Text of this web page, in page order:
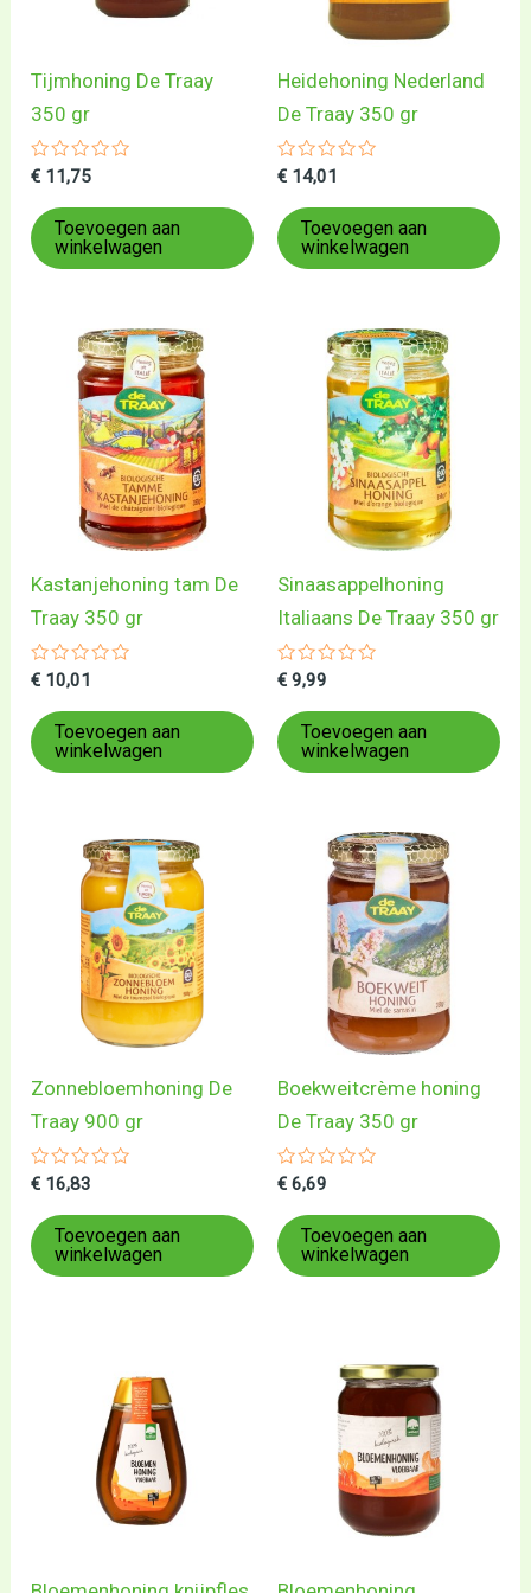
Tijmhoning De Traay
350 gr
Gewaardeerd
uit
5
€ 11,75
Toevoegen aan
winkelwagen
Heidehoning Nederland
De Traay 350 gr
Gewaardeerd
uit
5
€ 14,01
Toevoegen aan
winkelwagen
Kastanjehoning tam De
Traay 350 gr
Gewaardeerd
uit
5
€ 10,01
Toevoegen aan
winkelwagen
Sinaasappelhoning
Italiaans De Traay 350 gr
Gewaardeerd
uit
5
€ 9,99
Toevoegen aan
winkelwagen
Zonnebloemhoning De
Traay 900 gr
Gewaardeerd
uit
5
€ 16,83
Toevoegen aan
winkelwagen
Boekweitcrème honing
De Traay 350 gr
Gewaardeerd
uit
5
€ 6,69
Toevoegen aan
winkelwagen